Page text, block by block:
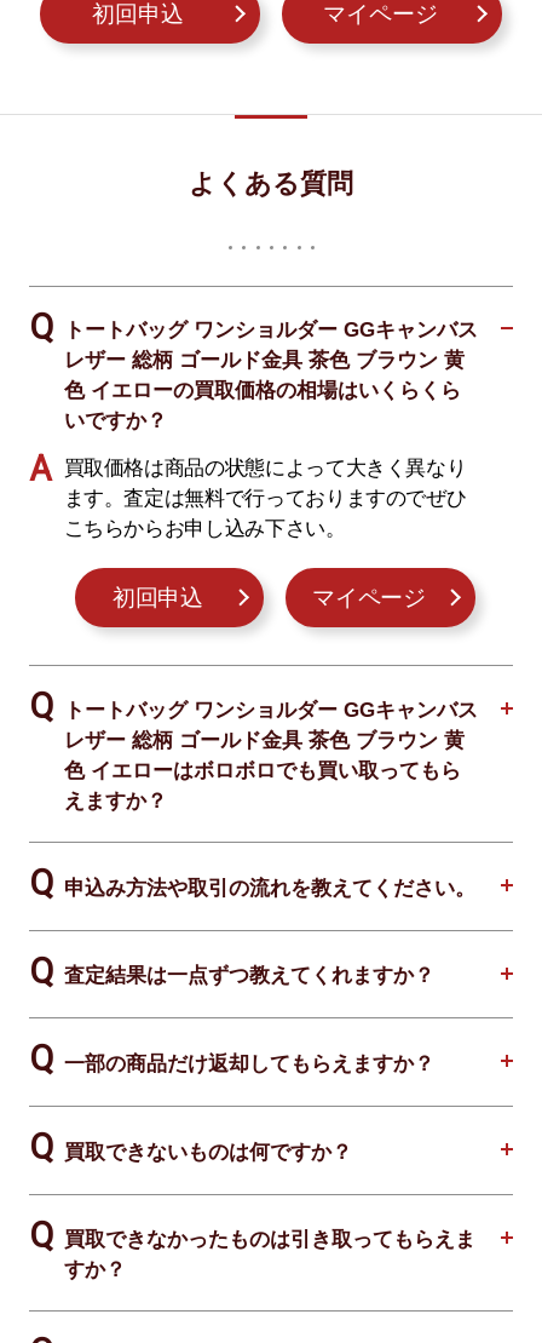
初回申込 マイページ
よくある質問
トートバッグ ワンショルダー GGキャンバス
レザー 総柄 ゴールド金具 茶色 ブラウン 黄
色 イエローの買取価格の相場はいくらくら
いですか？
買取価格は商品の状態によって大きく異なり
ます。査定は無料で行っておりますのでぜひ
こちらからお申し込み下さい。
初回申込 マイページ
トートバッグ ワンショルダー GGキャンバス
レザー 総柄 ゴールド金具 茶色 ブラウン 黄
色 イエローはボロボロでも買い取ってもら
えますか？
申込み方法や取引の流れを教えてください。
査定結果は一点ずつ教えてくれますか？
一部の商品だけ返却してもらえますか？
買取できないものは何ですか？
買取できなかったものは引き取ってもらえま
すか？